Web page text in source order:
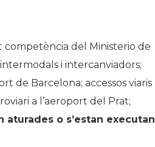
competència del Ministerio de
i intercanviadors;
de Barcelona; accessos viaris
a l’aeroport del Prat;
aturades o s’estan